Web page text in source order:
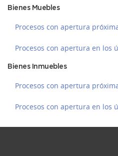
Bienes Muebles
Procesos con apertura
Procesos con apertura en los
Bienes Inmuebles
Procesos con apertura
Procesos con apertura en los